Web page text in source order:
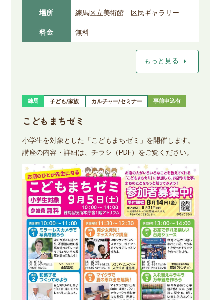
場所
練馬区立美術館 区民ギャラリー
料金
無料
もっと見る arrow_right
練馬 子ども/家族 カルチャー/セミナー 事前申込有
こどもまちゼミ
小学生を対象とした「こどもまちゼミ」を開催します。
講座の内容・詳細は、チラシ（PDF）をご覧ください。